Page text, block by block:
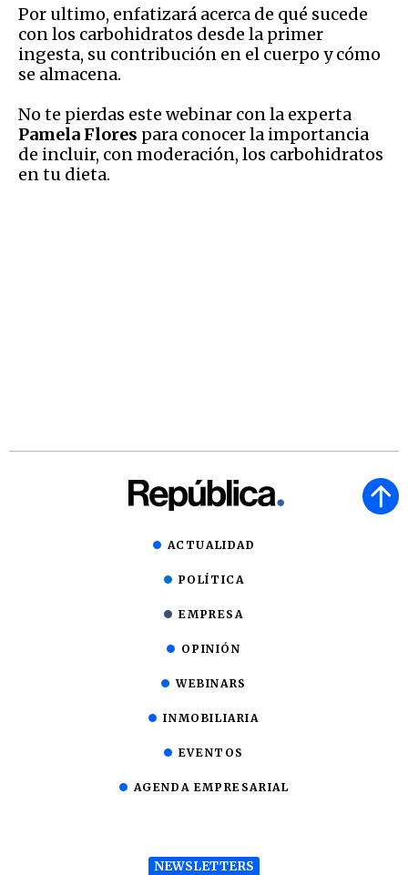
Por ultimo, enfatizará acerca de qué sucede
con los carbohidratos desde la primer
ingesta, su contribución en el cuerpo y cómo
se almacena.
No te pierdas este webinar con la experta
Pamela Flores para conocer la importancia
de incluir, con moderación, los carbohidratos
en tu dieta.
ACTUALIDAD
POLÍTICA
EMPRESA
OPINIÓN
WEBINARS
INMOBILIARIA
EVENTOS
AGENDA EMPRESARIAL
NEWSLETTERS